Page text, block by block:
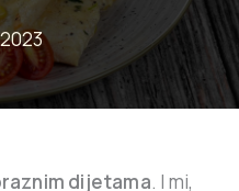
dijetama. I mi,